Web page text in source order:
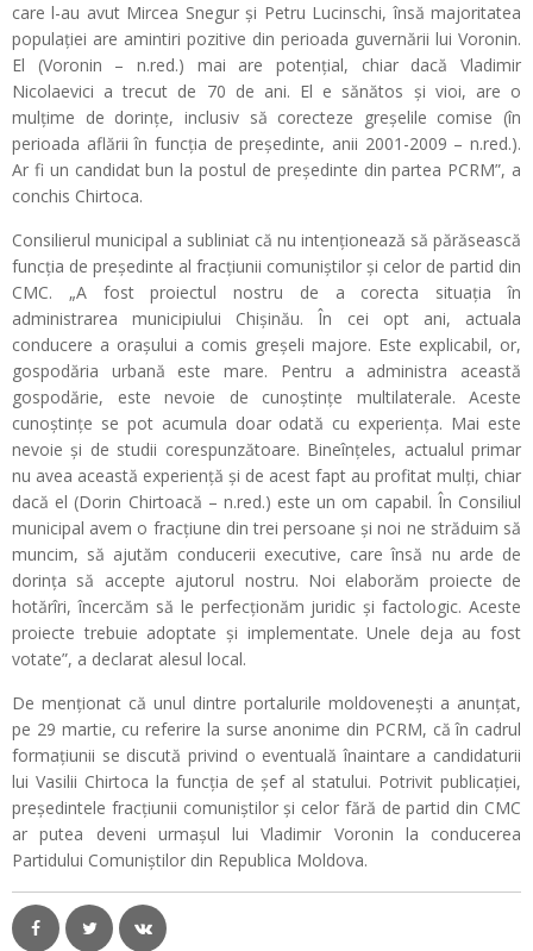
care l-au avut Mircea Snegur și Petru Lucinschi, însă majoritatea
populației are amintiri pozitive din perioada guvernării lui Voronin.
El (Voronin – n.red.) mai are potențial, chiar dacă Vladimir
Nicolaevici a trecut de 70 de ani. El e sănătos și vioi, are o
mulțime de dorințe, inclusiv să corecteze greșelile comise (în
perioada aflării în funcția de președinte, anii 2001-2009 – n.red.).
Ar fi un candidat bun la postul de președinte din partea PCRM”, a
conchis Chirtoca.
Consilierul municipal a subliniat că nu intenționează să părăsească
funcția de președinte al fracțiunii comuniștilor și celor de partid din
CMC. „A fost proiectul nostru de a corecta situația în
administrarea municipiului Chișinău. În cei opt ani, actuala
conducere a orașului a comis greșeli majore. Este explicabil, or,
gospodăria urbană este mare. Pentru a administra această
gospodărie, este nevoie de cunoștințe multilaterale. Aceste
cunoștințe se pot acumula doar odată cu experiența. Mai este
nevoie și de studii corespunzătoare. Bineînțeles, actualul primar
nu avea această experiență și de acest fapt au profitat mulți, chiar
dacă el (Dorin Chirtoacă – n.red.) este un om capabil. În Consiliul
municipal avem o fracțiune din trei persoane și noi ne străduim să
muncim, să ajutăm conducerii executive, care însă nu arde de
dorința să accepte ajutorul nostru. Noi elaborăm proiecte de
hotărîri, încercăm să le perfecționăm juridic și factologic. Aceste
proiecte trebuie adoptate și implementate. Unele deja au fost
votate”, a declarat alesul local.
De menționat că unul dintre portalurile moldovenești a anunțat,
pe 29 martie, cu referire la surse anonime din PCRM, că în cadrul
formațiunii se discută privind o eventuală înaintare a candidaturii
lui Vasilii Chirtoca la funcția de șef al statului. Potrivit publicației,
președintele fracțiunii comuniștilor și celor fără de partid din CMC
ar putea deveni urmașul lui Vladimir Voronin la conducerea
Partidului Comuniștilor din Republica Moldova.